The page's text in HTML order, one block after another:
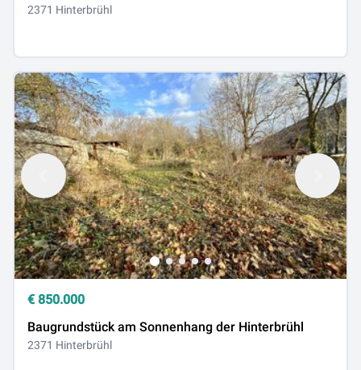
2371 Hinterbrühl
€ 850.000
Baugrundstück am Sonnenhang der Hinterbrühl
2371 Hinterbrühl